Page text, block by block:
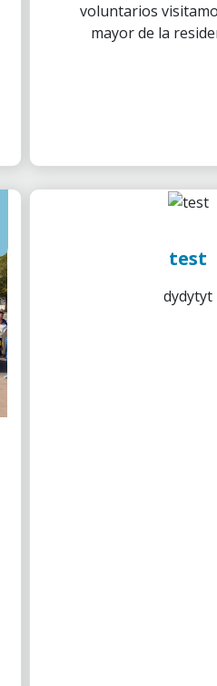
voluntarios
mayor de la
test
dydytyt